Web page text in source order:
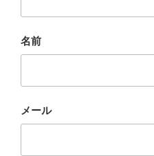
名前
メール